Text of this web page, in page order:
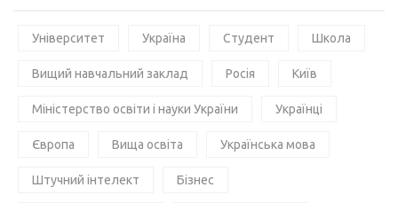
Університет Україна Студент Школа
Вищий навчальний заклад Росія Київ
Міністерство освіти і науки України Українці
Європа Вища освіта Українська мова
Штучний інтелект Бізнес